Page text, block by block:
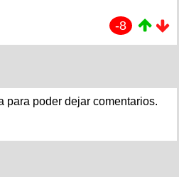
-8
para poder dejar comentarios.